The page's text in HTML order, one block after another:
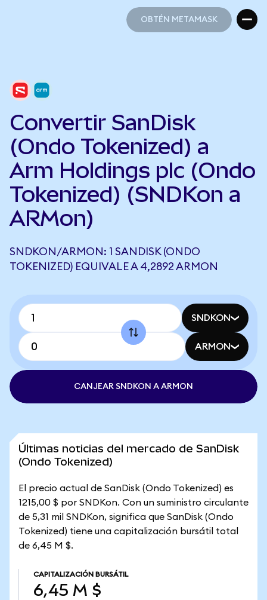
OBTÉN METAMASK
Convertir SanDisk
(Ondo Tokenized) a
Arm Holdings plc (Ondo
Tokenized) (SNDKon a
ARMon)
SNDKON/ARMON: 1 SANDISK (ONDO
TOKENIZED) EQUIVALE A 4,2892 ARMON
SNDKON
ARMON
CANJEAR SNDKON A ARMON
Últimas noticias del mercado de SanDisk
(Ondo Tokenized)
El precio actual de SanDisk (Ondo Tokenized) es
1215,00 $ por SNDKon. Con un suministro circulante
de 5,31 mil SNDKon, significa que SanDisk (Ondo
Tokenized) tiene una capitalización bursátil total
de 6,45 M $.
CAPITALIZACIÓN BURSÁTIL
6,45 M $